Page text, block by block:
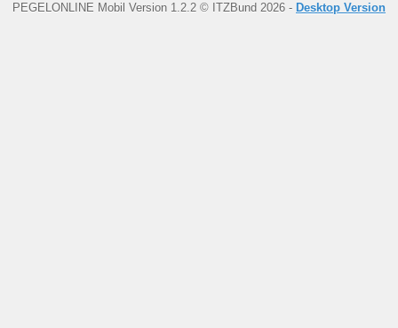
PEGELONLINE Mobil Version 1.2.2 © ITZBund 2026 - Desktop Version